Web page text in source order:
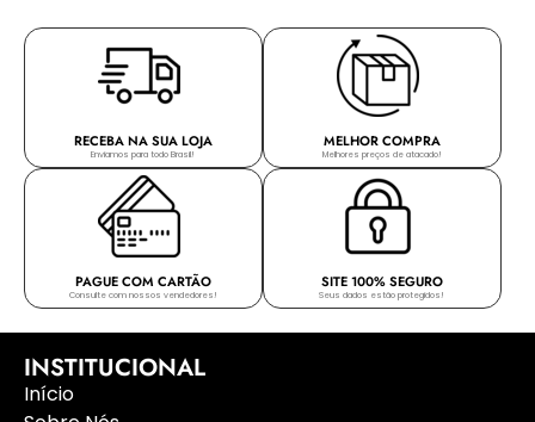
RECEBA NA SUA LOJA
Enviamos para todo Brasil!
MELHOR COMPRA
Melhores preços de atacado!
PAGUE COM CARTÃO
Consulte com nossos vendedores!
SITE 100% SEGURO
Seus dados estão protegidos!
INSTITUCIONAL
Início